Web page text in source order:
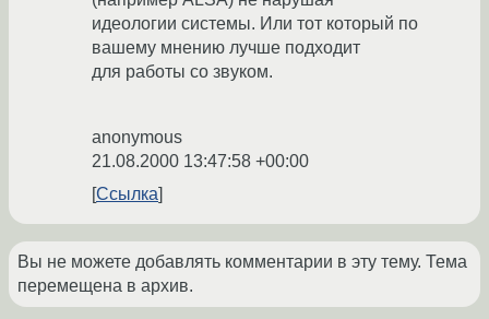
идеологии системы. Или тот который по
вашему мнению лучше подходит
для работы со звуком.
anonymous
21.08.2000 13:47:58 +00:00
Ссылка
Вы не можете добавлять комментарии в эту тему. Тема
перемещена в архив.